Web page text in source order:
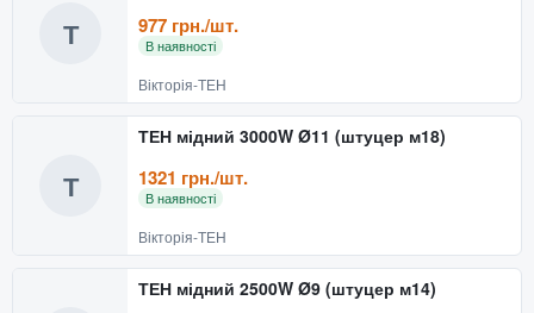
Т 977 грн./шт.
В наявності
Вікторія-ТЕН
Т
ТЕН мідний 3000W Ø11 (штуцер м18)
1321 грн./шт.
В наявності
Вікторія-ТЕН
ТЕН мідний 2500W Ø9 (штуцер м14)